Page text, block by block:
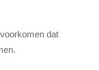
dat